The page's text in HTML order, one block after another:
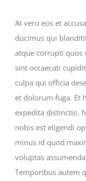
At vero eos et
ducimus qui
atque corrupti quos
sint occaecati
culpa qui officia
et dolorum fuga. Et
expedita distinctio.
nobis est eligendi
minus id quod
voluptas
Temporibus autem